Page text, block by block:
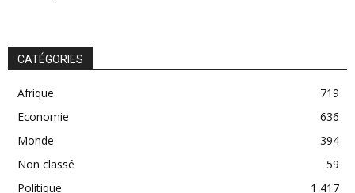
CATÉGORIES
Afrique
719
Economie
636
Monde
394
Non classé
59
Politique
1 417